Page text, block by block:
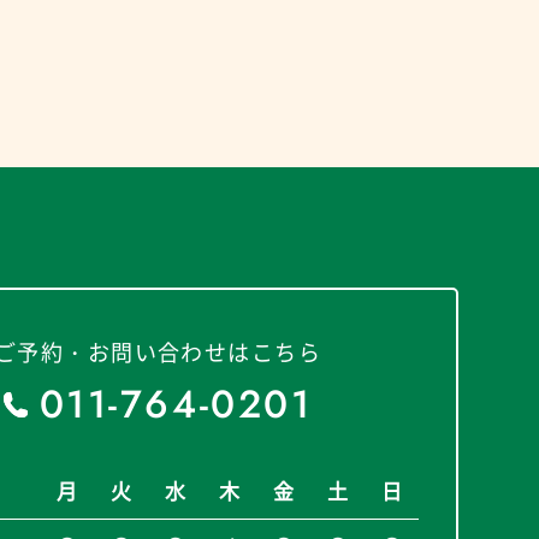
予約・お問い合わせはこちら
011-764-0201
月 火 水 木 金 土
日